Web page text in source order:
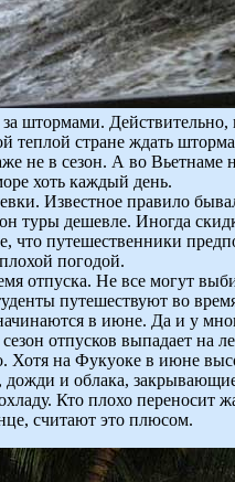
штормами. Действительно,
теплой стране ждать
не в сезон. А во Вьетнаме
хоть каждый день.
Известное правило
туры дешевле. Иногда
что путешественники
погодой.
отпуска. Не все могут
путешествуют во
в июне. Да и у
отпусков выпадает на
Хотя на Фукуоке в июне
дожди и облака,
Кто плохо переносит
считают это плюсом.